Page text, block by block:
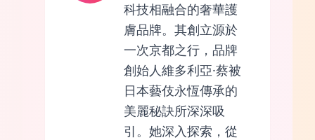
科技相融合的奢華護
膚品牌。其創立源於
一次京都之行，品牌
創始人維多利亞·蔡被
日本藝伎永恆傳承的
美麗秘訣所深深吸
引。她深入探索，從